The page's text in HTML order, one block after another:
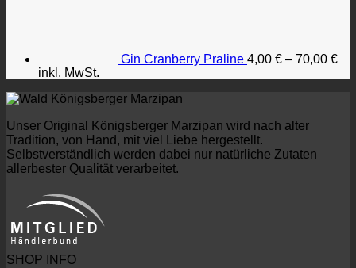
Gin Cranberry Praline 4,00 € – 70,00 €
inkl. MwSt.
Unser Original Königsberger Marzipan wird nach alter
Tradition, von Hand, mit viel Liebe hergestellt.
Selbstverständlich werden dabei nur natürliche Zutaten
allerbester Qualität verarbeitet.
SHOP INFO